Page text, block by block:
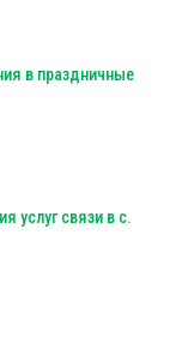
в праздничные
услуг связи в с.